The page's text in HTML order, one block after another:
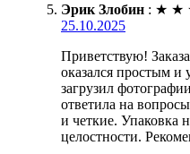
Эрик Злобин : ★ ★
25.10.2025
Приветствую!
оказался простым
загрузил
ответила на
и четкие. Упаковка
целостности.